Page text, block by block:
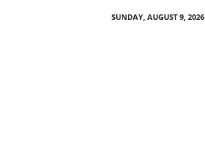
SUNDAY, AUGUST 9, 2026